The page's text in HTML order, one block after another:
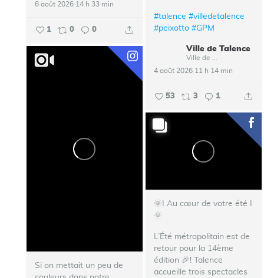
6 août 2026 14 h 33 min
1 0 0
#talence #villedetalence
#peixotto #GPM
Ville de Talence
4 août 2026 11 h 14 min
53 3 1
Si on mettait un peu de
🌞I Au cœur de votre été I
🌞
L’Été métropolitain est de
retour pour la 14ème
édition 🎉!
Talence
accueille trois spectacles